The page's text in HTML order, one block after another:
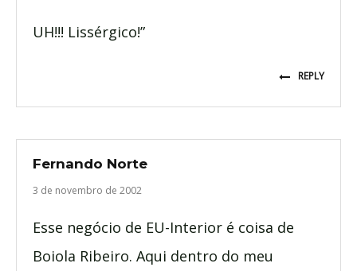
UH!!! Lissérgico!”
REPLY
Fernando Norte
3 de novembro de 2002
Esse negócio de EU-Interior é coisa de
Boiola Ribeiro. Aqui dentro do meu